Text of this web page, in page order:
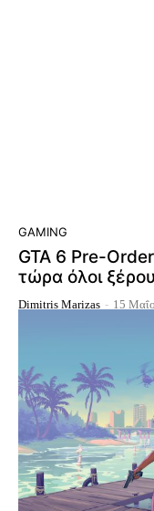
GAMING
GTA 6 Pre-
τώρα όλοι
Dimitris Marizas - 15